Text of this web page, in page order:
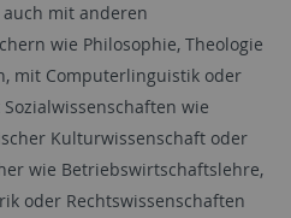
mit anderen
wie Philosophie, Theologie
mit Computerlinguistik oder
wie
Kulturwissenschaft oder
wie Betriebswirtschaftslehre,
oder Rechtswissenschaften